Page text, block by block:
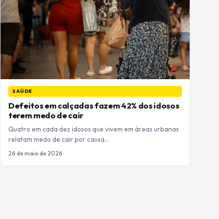
SAÚDE
Defeitos em calçadas fazem 42% dos idosos
terem medo de cair
Quatro em cada dez idosos que vivem em áreas urbanas
relatam medo de cair por causa…
26 de maio de 2026